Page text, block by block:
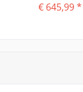
€ 645,99 *